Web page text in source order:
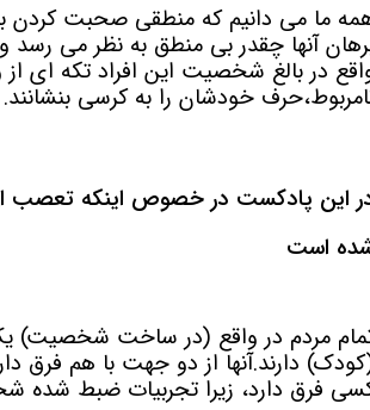
ما می دانیم که منطقی صحبت کردن
آنها چقدر بی منطق به نظر می رسد
در بالغ شخصیت این افراد تکه ای
خودشان را به کرسی بنشانند.
این پادکست در خصوص اینکه تعصب از
است
مردم در واقع (در ساخت شخصیت)
دارند.آنها از دو جهت با هم فرق
فرق دارد، زیرا تجربیات ضبط